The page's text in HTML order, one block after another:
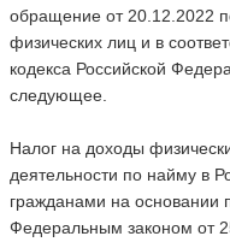
обращение от 20.12.2022
физических лиц и в
кодекса Российской
следующее.
Налог на доходы
деятельности по найму в
гражданами на основании
Федеральным законом от